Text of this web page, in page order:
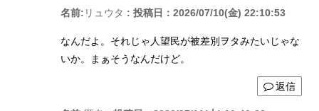
名前: リュウタ : 投稿日：2026/07/10(金) 22:10:53
なんだよ。それじゃ人望民が被差別ヲタみたいじゃな
いか。まぁそうなんだけど。
返信